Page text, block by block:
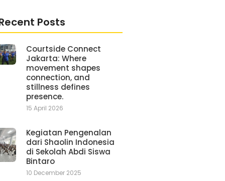
Posts
Courtside Connect
Jakarta: Where
movement shapes
connection, and
stillness defines
presence.
15 April 2026
Kegiatan Pengenalan
dari Shaolin Indonesia
di Sekolah Abdi Siswa
Bintaro
10 December 2025